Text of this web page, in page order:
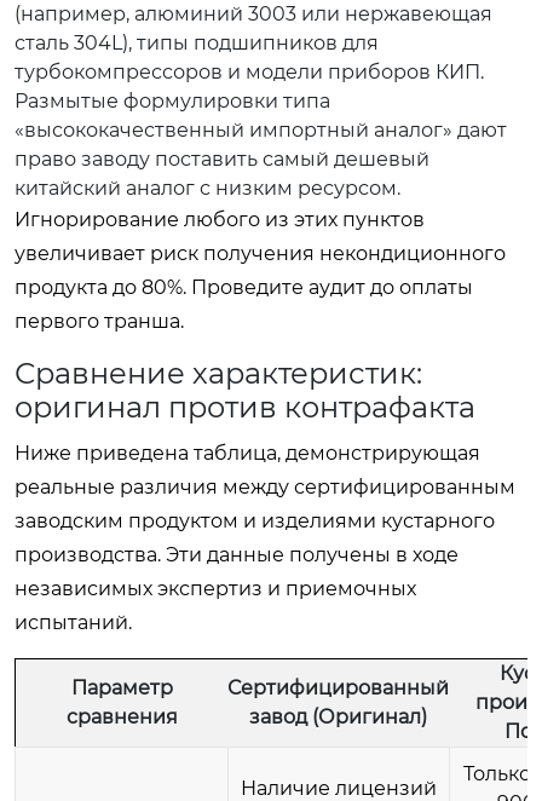
(например, алюминий 3003 или нержавеющая
сталь 304L), типы подшипников для
турбокомпрессоров и модели приборов КИП.
Размытые формулировки типа
«высококачественный импортный аналог» дают
право заводу поставить самый дешевый
китайский аналог с низким ресурсом.
Игнорирование любого из этих пунктов
увеличивает риск получения некондиционного
продукта до 80%. Проведите аудит до оплаты
первого транша.
Сравнение характеристик:
оригинал против контрафакта
Ниже приведена таблица, демонстрирующая
реальные различия между сертифицированным
заводским продуктом и изделиями кустарного
производства. Эти данные получены в ходе
независимых экспертиз и приемочных
испытаний.
Параметр
сравнения
Сертифицированный
завод (Оригинал)
Наличие лицензий
Только